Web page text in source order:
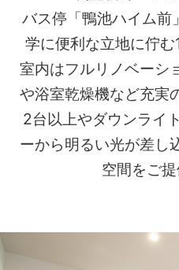
バス停「鴨池ハイム前
学に便利な立地に佇む
室内はフルリノベーシ
や浴室乾燥機など充実
2台以上やダウンライ
ーから明るい光が差し
空間をご提